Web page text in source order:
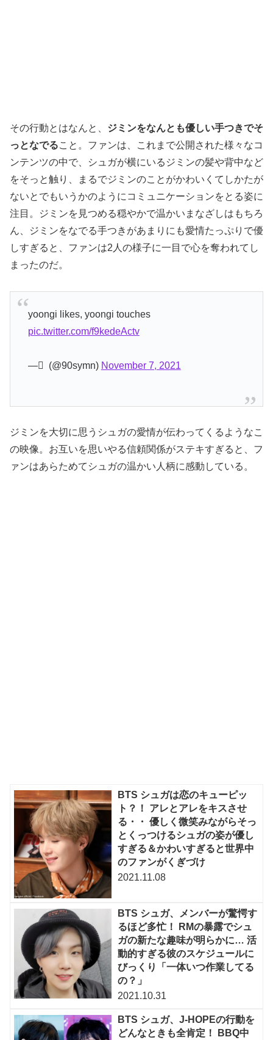
その行動とはなんと、 ジミンをなんとも優しい手つきでそ
っとなでること。ファンは、これまで公開された様々なコ
ンテンツの中で、シュガが横にいるジミンの髪や背中など
をそっと触り、まるでジミンのことがかわいくてしかたが
ないとでもいうかのようにコミュニケーションをとる姿に
注目。ジミンを見つめる穏やかで温かいまなざしはもちろ
ん、ジミンをなでる手つきがあまりにも愛情たっぷりで優
しすぎると、ファンは2人の様子に一目で心を奪われてし
まったのだ。
yoongi likes, yoongi touches
pic.twitter.com/f9kedeActv
— ٓ (@90symn) November 7, 2021
ジミンを大切に思うシュガの愛情が伝わってくるようなこ
の映像。お互いを思いやる信頼関係がステキすぎると、フ
ァンはあらためてシュガの温かい人柄に感動している。
BTS シュガは恋のキューピッ
ト？！ アレとアレをキスさせ
る・・ 優しく微笑みながらそっ
とくっつけるシュガの姿が優し
すぎる＆かわいすぎると世界中
のファンがくぎづけ
2021.11.08
BTS シュガ、メンバーが驚愕す
るほど多忙！ RMの暴露でシュ
ガの新たな趣味が明らかに… 活
動的すぎる彼のスケジュールに
びっくり「一体いつ作業してる
の？」
2021.10.31
BTS シュガ、J-HOPEの行動を
どんなときも全肯定！ BBQ中